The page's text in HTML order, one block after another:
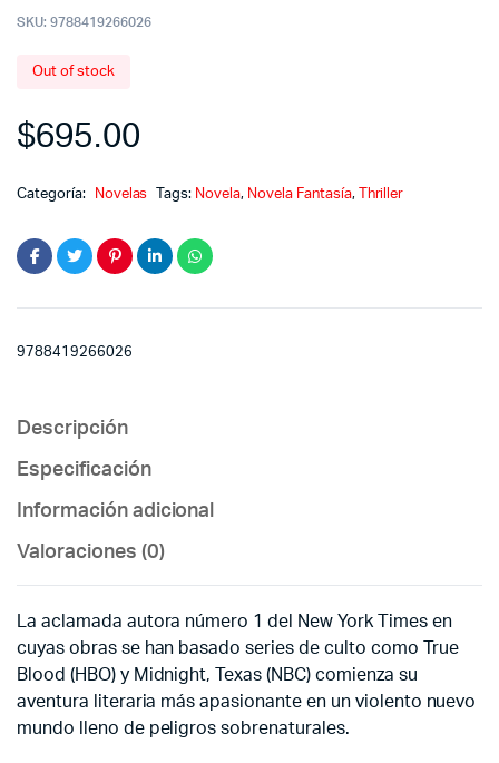
SKU: 9788419266026
Out of stock
$695.00
Categoría: Novelas Tags: Novela, Novela Fantasía, Thriller
9788419266026
Descripción
Especificación
Información adicional
Valoraciones (0)
La aclamada autora número 1 del New York Times en
cuyas obras se han basado series de culto como True
Blood (HBO) y Midnight, Texas (NBC) comienza su
aventura literaria más apasionante en un violento nuevo
mundo lleno de peligros sobrenaturales.